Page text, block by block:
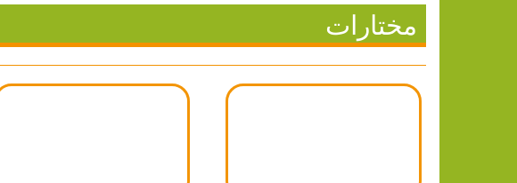
مختارات